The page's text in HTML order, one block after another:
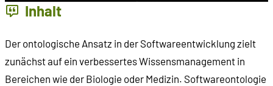
Inhalt
Der ontologische Ansatz in der Softwareentwicklung zielt
zunächst auf ein verbessertes Wissensmanagement in
Bereichen wie der Biologie oder Medizin. Softwareontologie